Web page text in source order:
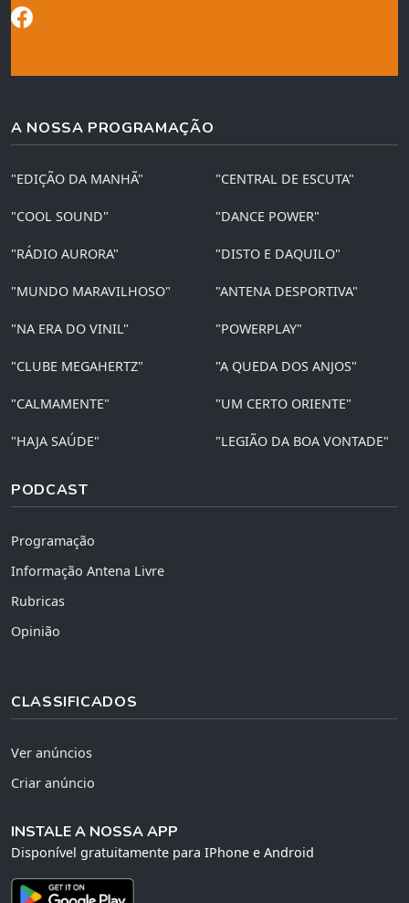
A NOSSA PROGRAMAÇÃO
"EDIÇÃO DA MANHÃ" "CENTRAL DE ESCUTA"
"COOL SOUND" "DANCE POWER"
"RÁDIO AURORA" "DISTO E DAQUILO"
"MUNDO MARAVILHOSO" "ANTENA DESPORTIVA"
"NA ERA DO VINIL" "POWERPLAY"
"CLUBE MEGAHERTZ" "A QUEDA DOS ANJOS"
"CALMAMENTE" "UM CERTO ORIENTE"
"HAJA SAÚDE" "LEGIÃO DA BOA VONTADE"
PODCAST
Programação
Informação Antena Livre
Rubricas
Opinião
CLASSIFICADOS
Ver anúncios
Criar anúncio
INSTALE A NOSSA APP
Disponível gratuitamente para IPhone e Android